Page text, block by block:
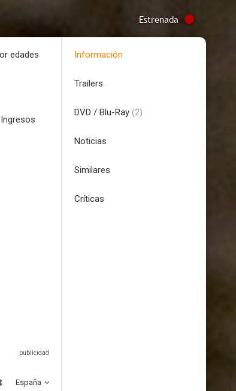
Estrenada
edades
España
Información
Trailers
DVD / Blu-Ray (2)
Noticias
Similares
Críticas